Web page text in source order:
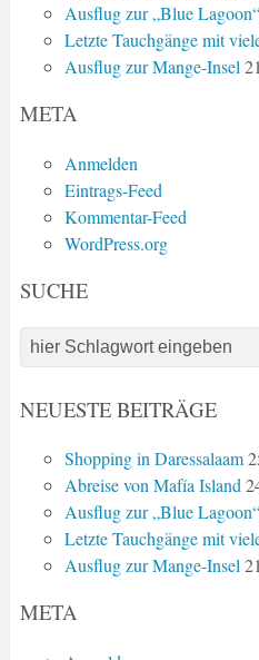
Ausflug zur „Blue Lagoon“
Letzte Tauchgänge mit
Ausflug zur Mange-Insel
META
Anmelden
Eintrags-Feed
Kommentar-Feed
WordPress.org
SUCHE
NEUESTE BEITRÄGE
Shopping in Daressalaam
Abreise von Mafía Island
Ausflug zur „Blue Lagoon“
Letzte Tauchgänge mit
Ausflug zur Mange-Insel
META